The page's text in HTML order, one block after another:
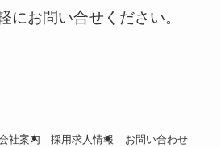
にお問い合せください。
社案内 採用求人情報
お問い合わせ